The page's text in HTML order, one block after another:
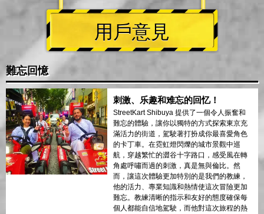
用戶意見
難忘回憶
刺激、乐趣和难忘的回忆！
StreetKart Shibuya 提供了一個令人振奮和
難忘的體驗，讓你以獨特的方式探索東京充
滿活力的街道，駕駛著打扮成你最喜愛角色
的卡丁車。在霓虹燈閃爍的城市景觀中巡
航，穿越繁忙的澀谷十字路口，感受風在轉
角處呼嘯而過的刺激，真是無與倫比。然
而，讓這次體驗更加特別的是我們的教練，
他的活力、專業知識和熱情使這次冒險更加
難忘。教練清晰的指示和友好的態度確保每
個人都能自信地駕駛，而他對這次旅程的熱